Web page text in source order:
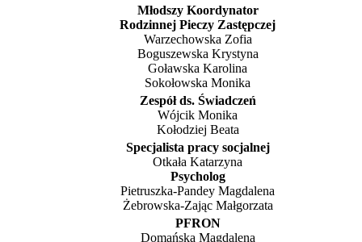
Młodszy Koordynator
Rodzinnej Pieczy Zastępczej
Warzechowska Zofia
Boguszewska Krystyna
Goławska Karolina
Sokołowska Monika
Zespół ds. Świadczeń
Wójcik Monika
Kołodziej Beata
Specjalista pracy socjalnej
Otkała Katarzyna
Psycholog
Pietruszka-Pandey Magdalena
Żebrowska-Zając Małgorzata
PFRON
Domańska Magdalena